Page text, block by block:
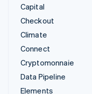
Capital
Checkout
Climate
Connect
Cryptomonnaie
Data Pipeline
Elements